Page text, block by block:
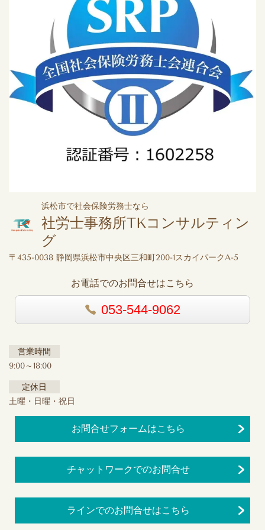
浜松市で社会保険労務士なら
社労士事務所TKコンサルティン
グ
〒435-0038 静岡県浜松市中央区三和町200-1スカイパークA-5
お電話でのお問合せはこちら
053-544-9062
営業時間
9:00～18:00
定休日
土曜・日曜・祝日
お問合せフォームはこちら
チャットワークでのお問合せ
ラインでのお問合せはこちら